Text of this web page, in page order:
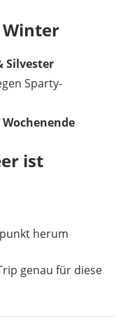
Winter
Silvester
Sparty-
ist
herum
genau für diese